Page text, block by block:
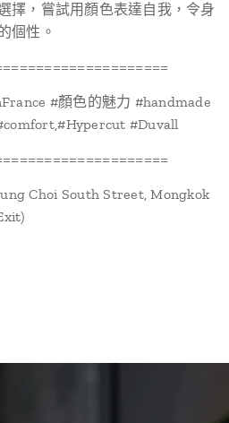
擇，嘗試用顏色表達自我，令身
個性。
#顏色的魅力 #handmade
#Duvall
Choi South Street, Mongkok